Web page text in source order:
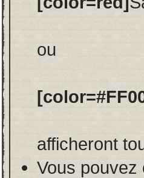
ou
afficheront
Vous pouvez